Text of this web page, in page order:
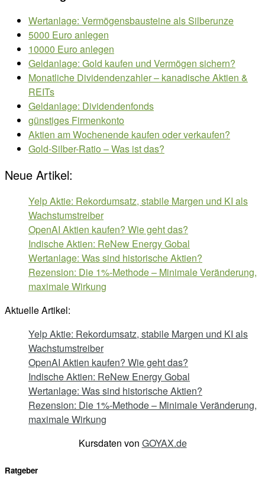
Wertanlage: Vermögensbausteine als Silberunze
5000 Euro anlegen
10000 Euro anlegen
Geldanlage: Gold kaufen und Vermögen sichern?
Monatliche Dividendenzahler – kanadische Aktien &
REITs
Geldanlage: Dividendenfonds
günstiges Firmenkonto
Aktien am Wochenende kaufen oder verkaufen?
Gold-Silber-Ratio – Was ist das?
Neue Artikel:
Yelp Aktie: Rekordumsatz, stabile Margen und KI als
Wachstumstreiber
OpenAI Aktien kaufen? Wie geht das?
Indische Aktien: ReNew Energy Gobal
Wertanlage: Was sind historische Aktien?
Rezension: Die 1%-Methode – Minimale Veränderung,
maximale Wirkung
Aktuelle Artikel:
Yelp Aktie: Rekordumsatz, stabile Margen und KI als
Wachstumstreiber
OpenAI Aktien kaufen? Wie geht das?
Indische Aktien: ReNew Energy Gobal
Wertanlage: Was sind historische Aktien?
Rezension: Die 1%-Methode – Minimale Veränderung,
maximale Wirkung
Kursdaten von GOYAX.de
Ratgeber